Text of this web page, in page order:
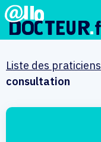
Liste des praticiens
consultation